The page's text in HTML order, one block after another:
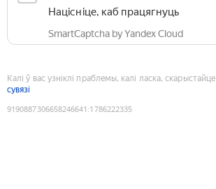
Націсніце, каб працягнуць
SmartCaptcha by Yandex Cloud
Калі ў вас узніклі праблемы, калі ласка, скарыстайце
сувязі
9190887306658246641 :1786222335